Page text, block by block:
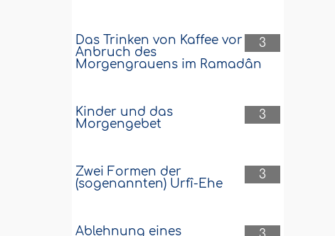
3
Das Trinken von Kaffee vor
Anbruch des
Morgengrauens im Ramadân
3
Kinder und das
Morgengebet
3
Zwei Formen der
(sogenannten) Urfî-Ehe
Ablehnung eines